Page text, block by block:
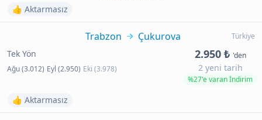
👍 Aktarmasız
Türkiye
Trabzon Çukurova
Tek Yön
Ağu (3.012) Eyl (2.950) Eki (3.978)
2.950 ₺ 'den
2 yeni tarih
%27'e varan İndirim
👍 Aktarmasız